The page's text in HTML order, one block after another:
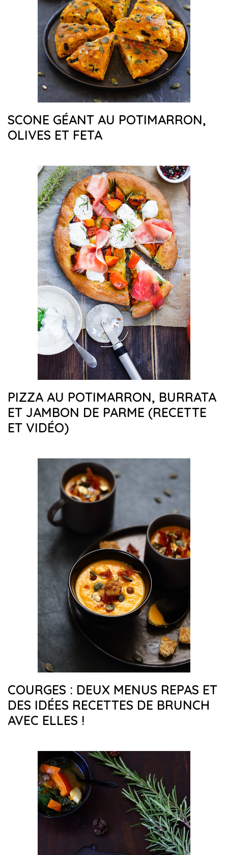
SCONE GÉANT AU POTIMARRON,
OLIVES ET FETA
PIZZA AU POTIMARRON, BURRATA
ET JAMBON DE PARME (RECETTE
ET VIDÉO)
COURGES : DEUX MENUS REPAS ET
DES IDÉES RECETTES DE BRUNCH
AVEC ELLES !